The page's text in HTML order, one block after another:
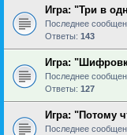
Игра: "Три в
Последнее
Ответы: 143
Игра:
Последнее
Ответы: 127
Игра: "Потому
Последнее